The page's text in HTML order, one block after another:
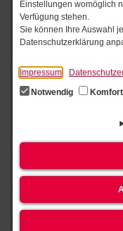
Einstellungen womöglich
Verfügung stehen.
Sie können Ihre Auswahl
Datenschutzerklärung
Impressum
Notwendig
Komfort